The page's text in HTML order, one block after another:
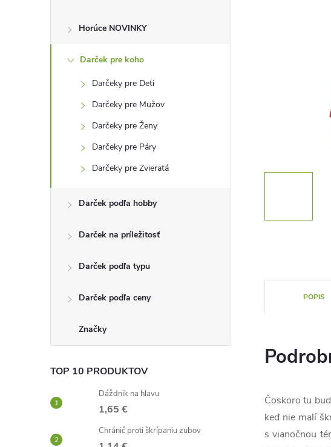
č
n
Horúce NOVINKY
Darček pre koho
Darčeky pre Deti
Darčeky pre Mužov
Darčeky pre Ženy
Darčeky pre Páry
Darčeky pre Zvieratá
Darček podľa hobby
Darček na príležitosť
Darček podľa typu
Darček podľa ceny
Značky
TOP 10 PRODUKTOV
Dáždnik na hlavu
1,65 €
Chránič proti škrípaniu zubov
POPIS
Čoskoro tu
keď nie malí
s vianočnou